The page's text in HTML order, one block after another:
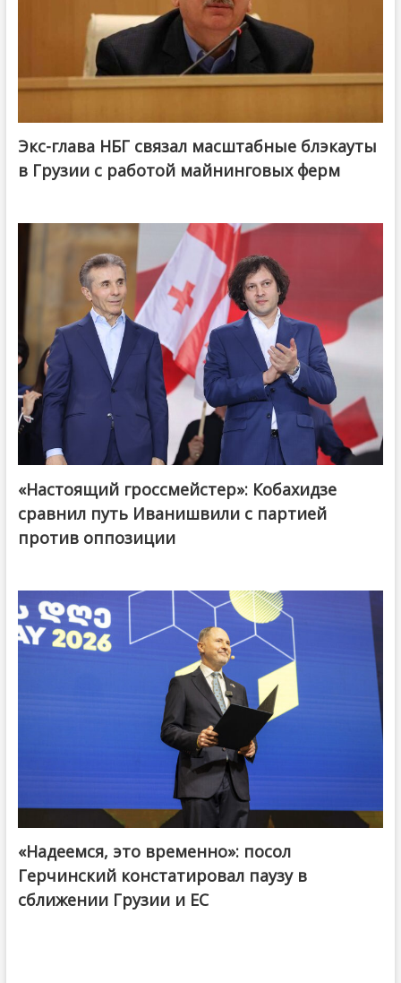
Экс-глава НБГ связал масштабные блэкауты
в Грузии с работой майнинговых ферм
@ქართული ოცნება / Georgian Dream
«Настоящий гроссмейстер»: Кобахидзе
сравнил путь Иванишвили с партией
против оппозиции
«Надеемся, это временно»: посол
Герчинский констатировал паузу в
сближении Грузии и ЕС